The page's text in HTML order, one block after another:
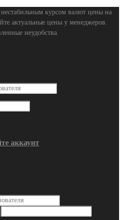
курсом валют цены на
актуальные цены у менеджеров.
неудобства.
аккаунт